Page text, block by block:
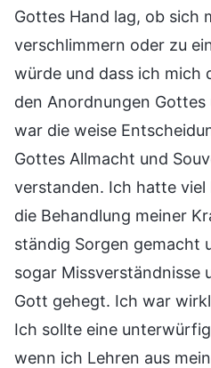
Gottes Hand lag, ob sich
verschlimmern oder zu
würde und dass ich mich
den Anordnungen
war die weise
Gottes Allmacht und
verstanden. Ich hatte viel
die Behandlung meiner
ständig Sorgen gemacht
sogar Missverständnisse
Gott gehegt. Ich war
Ich sollte eine
wenn ich Lehren aus